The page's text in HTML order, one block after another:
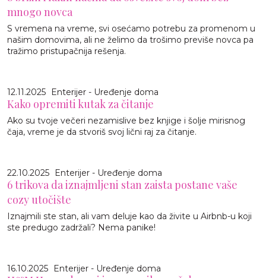
mnogo novca
S vremena na vreme, svi osećamo potrebu za promenom u
našim domovima, ali ne želimo da trošimo previše novca pa
tražimo pristupačnija rešenja.
12.11.2025 Enterijer - Uređenje doma
Kako opremiti kutak za čitanje
Ako su tvoje večeri nezamislive bez knjige i šolje mirisnog
čaja, vreme je da stvoriš svoj lični raj za čitanje.
22.10.2025 Enterijer - Uređenje doma
6 trikova da iznajmljeni stan zaista postane vaše
cozy utočište
Iznajmili ste stan, ali vam deluje kao da živite u Airbnb-u koji
ste predugo zadržali? Nema panike!
16.10.2025 Enterijer - Uređenje doma